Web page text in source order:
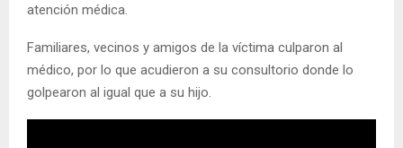
atención médica.
Familiares, vecinos y amigos de la víctima culparon al
médico, por lo que acudieron a su consultorio donde lo
golpearon al igual que a su hijo.